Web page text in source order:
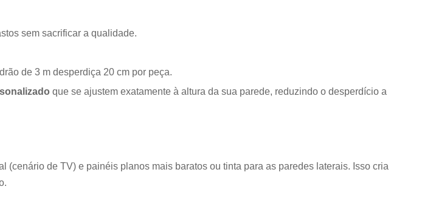
sem sacrificar a qualidade.
de 3 m desperdiça 20 cm por peça.
que se ajustem exatamente à altura da sua parede, reduzindo o desperdício a
(cenário de TV) e painéis planos mais baratos ou tinta para as paredes laterais. Isso cria